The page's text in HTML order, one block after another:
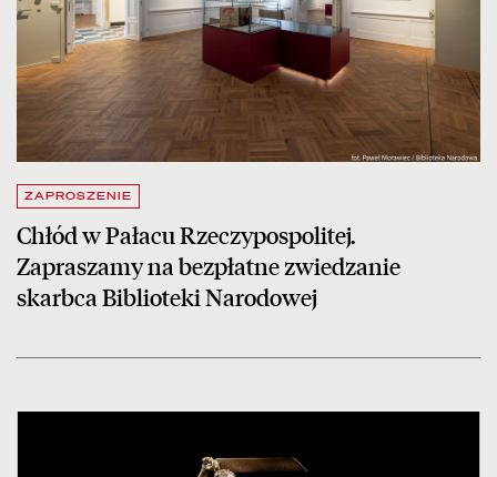
ZAPROSZENIE
Chłód w Pałacu Rzeczypospolitej.
Zapraszamy na bezpłatne zwiedzanie
skarbca Biblioteki Narodowej